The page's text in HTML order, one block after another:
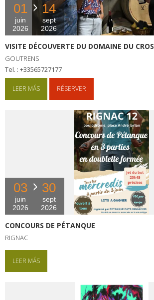
01
juin
2026
14
sept
2026
VISITE DÉCOUVERTE DU DOMAINE DU CROS
GOUTRENS
tel. : +33565727177
LEER MÁS RÉSERVER
03
juin
2026
30
sept
2026
CONCOURS DE PÉTANQUE
RIGNAC
LEER MÁS